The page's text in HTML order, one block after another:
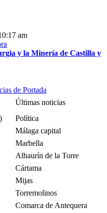
am
y la Minería de Castilla y
de Portada
Últimas noticias
Política
Málaga capital
Marbella
Alhaurín de la Torre
Cártama
Mijas
Torremolinos
Comarca de Antequera